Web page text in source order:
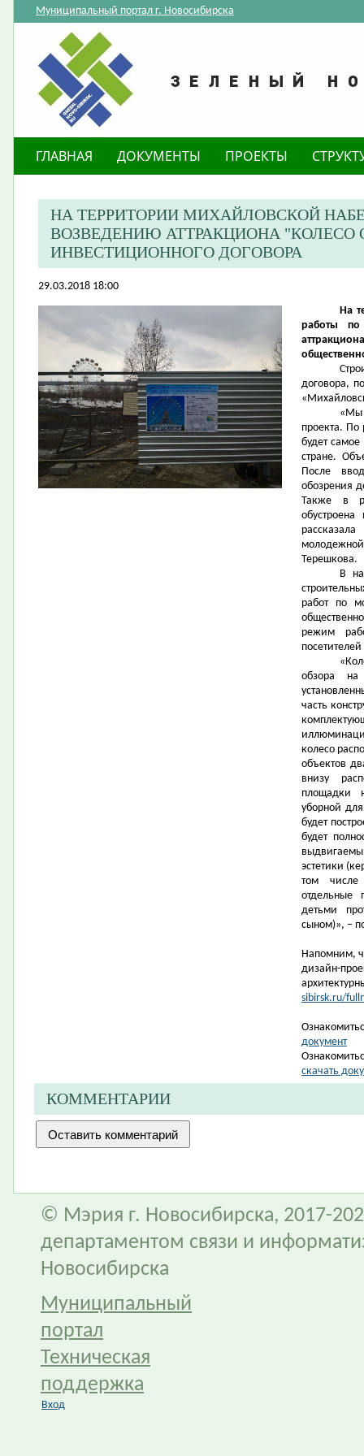
Муниципальный портал г. Новосибирска
ГЛАВНАЯ ДОКУМЕНТЫ ПРОЕКТЫ
НА ТЕРРИТОРИИ МИХАЙЛОВСКОЙ
ВОЗВЕДЕНИЮ АТТРАКЦИОНА "КОЛЕСО
ИНВЕСТИЦИОННОГО ДОГОВОРА
29.03.2018 18:00
На
работы по
договора,
«Мы
проекта. По
будет
стране.
После
обозрения
Также в
Терешкова.
В
работ по
режим
обзора
часть
колесо
объектов
внизу
площадки
уборной
будет
будет
эстетики
том числе
отдельные
детьми
сыном)», –
Напомним,
дизайн-
sibirsk.ru/
документ
скачать
КОММЕНТАРИИ
© Мэрия г. Новосибирска, 2017-
департаментом связи и
Новосибирска
Муниципальный
портал
Техническая
поддержка
Вход